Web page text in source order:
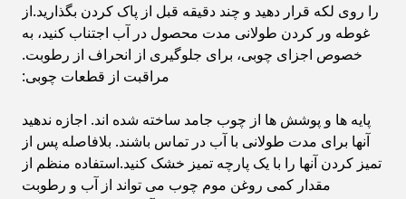
را روی لکه قرار دهید و چند دقیقه قبل از پاک کردن بگذارید.از
غوطه ور کردن طولانی مدت محصول در آب اجتناب کنید، به
خصوص اجزای چوبی، برای جلوگیری از انحراف از رطوبت.
مراقبت از قطعات چوبی:
پایه ها و پوشش ها از چوب جامد ساخته شده اند. اجازه ندهید
آنها برای مدت طولانی با آب در تماس باشند. بلافاصله پس از
تمیز کردن آنها را با یک پارچه تمیز خشک کنید.استفاده منظم از
مقدار کمی روغن موم چوب می تواند از آب و رطوبت